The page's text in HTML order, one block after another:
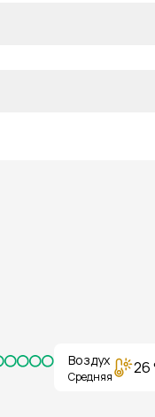
Воздух
Средняя 26